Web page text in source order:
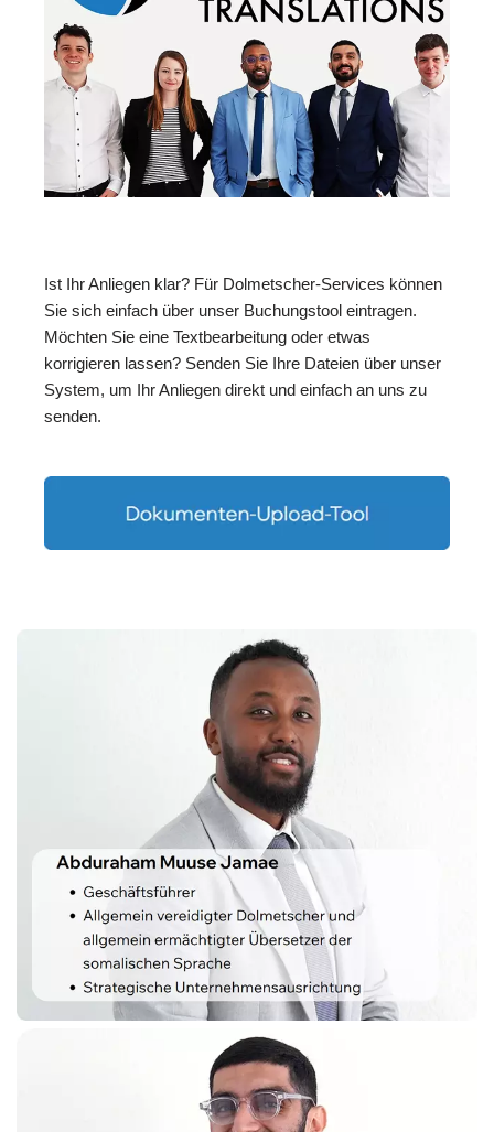
Ist Ihr Anliegen klar? Für Dolmetscher-Services können
Sie sich einfach über unser Buchungstool eintragen.
Möchten Sie eine Textbearbeitung oder etwas
korrigieren lassen? Senden Sie Ihre Dateien über unser
System, um Ihr Anliegen direkt und einfach an uns zu
senden.